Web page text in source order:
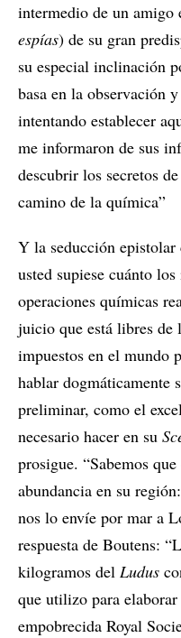
intermedio de un amigo
espías) de su gran
su especial inclinación
basa en la observación
intentando establecer
me informaron de sus
descubrir los secretos
camino de la química”
Y la seducción
usted supiese cuánto
operaciones químicas
juicio que está libres de
impuestos en el mundo
hablar dogmáticamente
preliminar, como el
necesario hacer en su
prosigue. “Sabemos
abundancia en su
nos lo envíe por mar a
respuesta de Boutens:
kilogramos del Ludus
que utilizo para
empobrecida Royal